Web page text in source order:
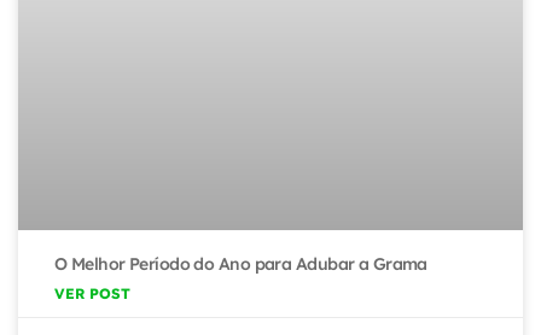
O Melhor Período do Ano para Adubar a Grama
VER POST